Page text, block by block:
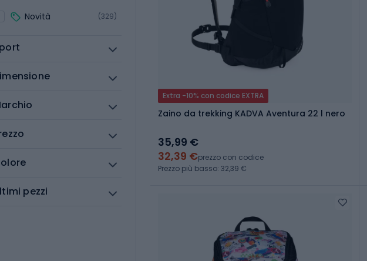
Novità (329)
pezzi
Extra -10% con codice EXTRA
Zaino da trekking KADVA Aventura 22 l nero
35,99 €
32,39 €prezzo con codice
Prezzo più basso: 32,39 €